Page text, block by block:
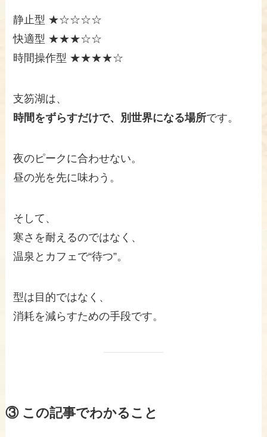
静止型 ★☆☆☆☆
快適型 ★★★☆☆
時間操作型 ★★★★☆
支笏湖は、
時間をずらすだけで、別世界になる場所です。
夜のピークに合わせない。
昼の光を先に味わう。
そして、
寒さを耐えるのではなく、
温泉とカフェで“待つ”。
型は目的ではなく、
消耗を減らすための手段です。
③ この記事でわかること